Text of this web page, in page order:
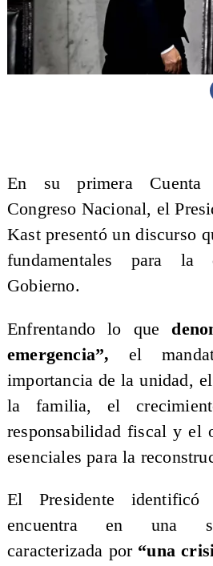
En su primera
Congreso Nacional, el
Kast presentó un discurso
fundamentales para
Gobierno.
Enfrentando lo que
emergencia”, el
importancia de la unidad,
la familia, el
responsabilidad fiscal y el
esenciales para la
El Presidente
encuentra en una
caracterizada por “una